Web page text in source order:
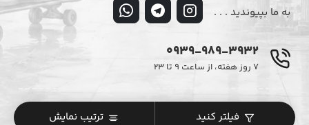
فیلتر کنید ترتیب نمایش
به ما بپیوندید . . .
0939-989-3932
۷ روز هفته، از ساعت ۹ تا ۲۳
© تمامی حقوق این وبسایت متعلق به فروشگاه اینترنتی دیزایر می‌باشد.